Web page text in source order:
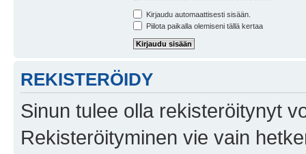
Kirjaudu automaattisesti sisään.
Piilota paikalla olemiseni tällä kertaa
REKISTERÖIDY
Sinun tulee olla rekisteröitynyt
Rekisteröityminen vie vain